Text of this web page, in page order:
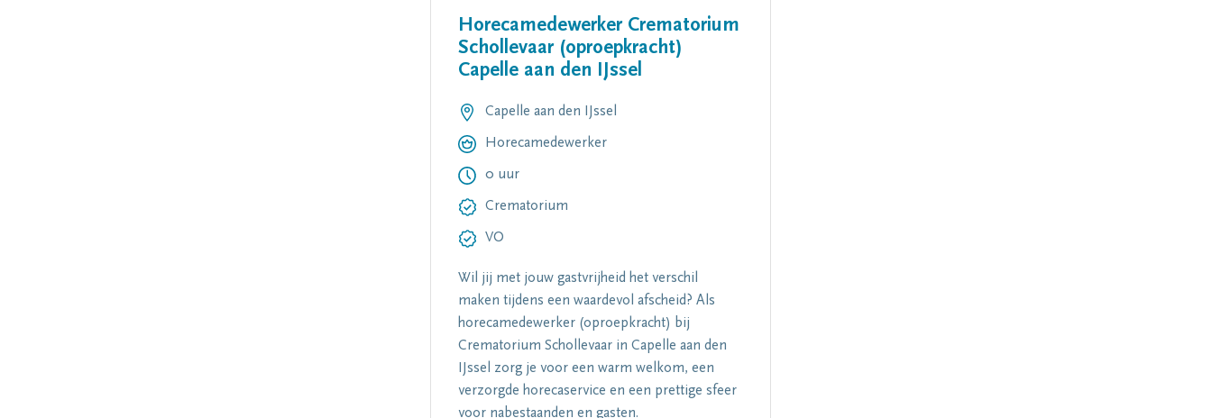
Horecamedewerker Crematorium
Schollevaar (oproepkracht)
Capelle aan den IJssel
Capelle aan den IJssel
Horecamedewerker
0 uur
Crematorium
VO
Wil jij met jouw gastvrijheid het verschil
maken tijdens een waardevol afscheid? Als
horecamedewerker (oproepkracht) bij
Crematorium Schollevaar in Capelle aan den
IJssel zorg je voor een warm welkom, een
verzorgde horecaservice en een prettige sfeer
voor nabestaanden en gasten.